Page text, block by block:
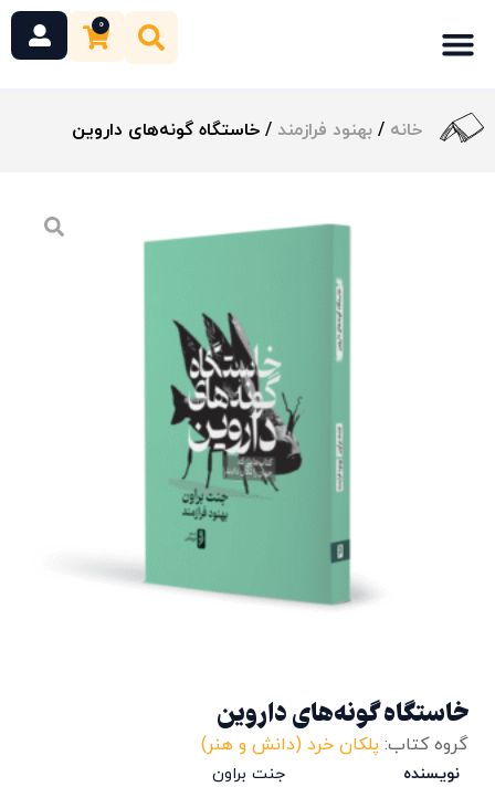
0
خانه / بهنود فرازمند / خاستگاه گونه‌های داروین
خاستگاه گونه‌های داروین
گروه کتاب: پلکان خرد (دانش و هنر)
نویسنده
جنت براون